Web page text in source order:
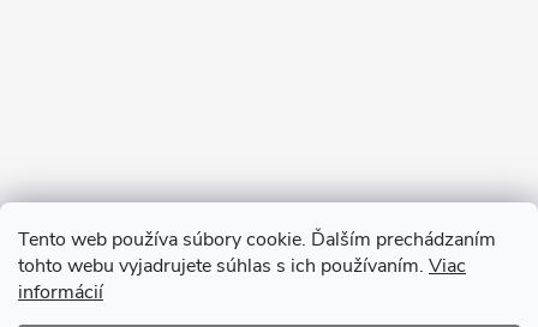
Tento web používa súbory cookie. Ďalším prechádzaním
tohto webu vyjadrujete súhlas s ich používaním. Viac
informácií